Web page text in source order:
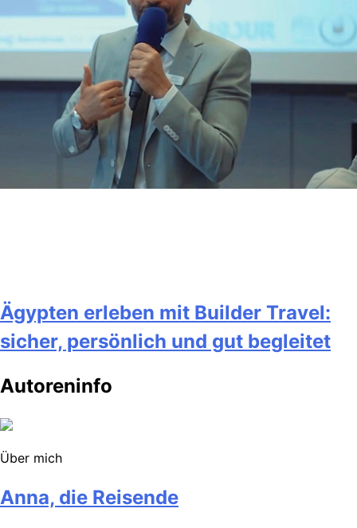
Ägypten erleben mit Builder Travel:
sicher, persönlich und gut begleitet
Autoreninfo
Über mich
Anna, die Reisende